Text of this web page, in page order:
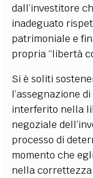
dall’investitore
inadeguato
patrimoniale e
propria “libertà
Si è soliti
l’assegnazione
interferito nella
negoziale
processo di
momento che
nella correttezza